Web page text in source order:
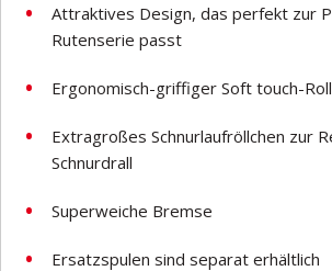
Attraktives Design, das perfekt zur
Rutenserie passt
Ergonomisch-griffiger Soft touch-
Extragroßes Schnurlaufröllchen zur
Schnurdrall
Superweiche Bremse
Ersatzspulen sind separat erhältlich